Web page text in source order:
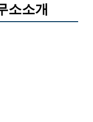
소소개